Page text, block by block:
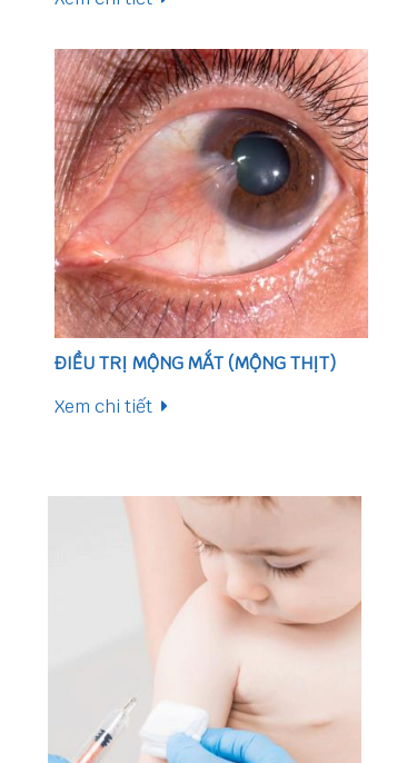
ĐIỀU TRỊ MỘNG MẮT (MỘNG THỊT)
Xem chi tiết